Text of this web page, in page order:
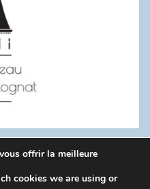
by ThemeZee.
offrir la meilleure
cookies we are using or